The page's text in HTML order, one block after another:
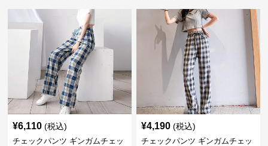
¥6,110 (税込)
チェックパンツ ギンガムチェッ
¥4,190 (税込)
チェックパンツ ギンガムチェッ